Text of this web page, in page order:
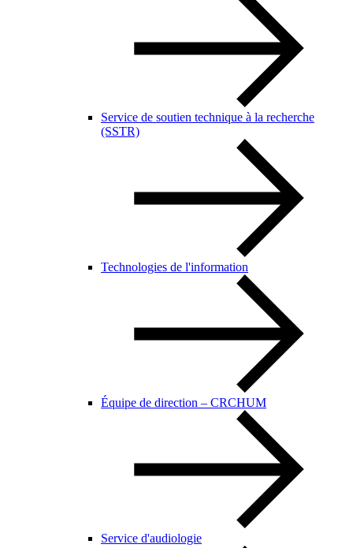
Service de soutien technique à la recherche
(SSTR)
Technologies de l'information
Équipe de direction – CRCHUM
Service d'audiologie